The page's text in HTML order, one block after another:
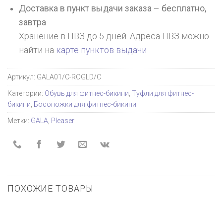
Доставка в пункт выдачи заказа – бесплатно,
завтра
Хранение в ПВЗ до 5 дней. Адреса ПВЗ можно
найти на карте пунктов выдачи
Артикул: GALA01/C-ROGLD/C
Категории: Обувь для фитнес-бикини Туфли для фитнес-
бикини Босоножки для фитнес-бикини
Метки: GALA Pleaser
ПОХОЖИЕ ТОВАРЫ